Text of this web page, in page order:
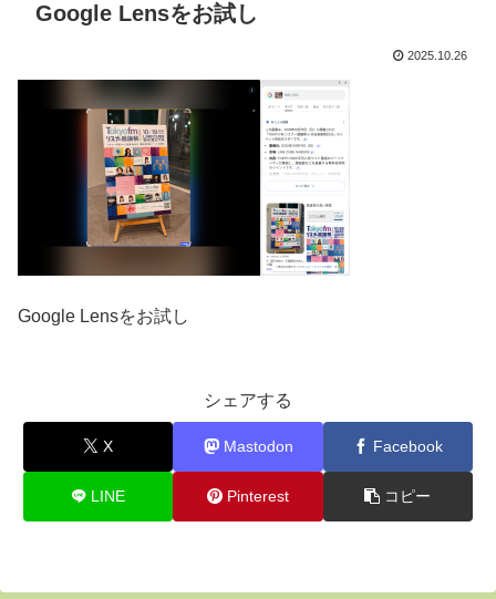
Google Lensをお試し
2025.10.26
Google Lensをお試し
シェアする
X Mastodon Facebook
LINE Pinterest コピー